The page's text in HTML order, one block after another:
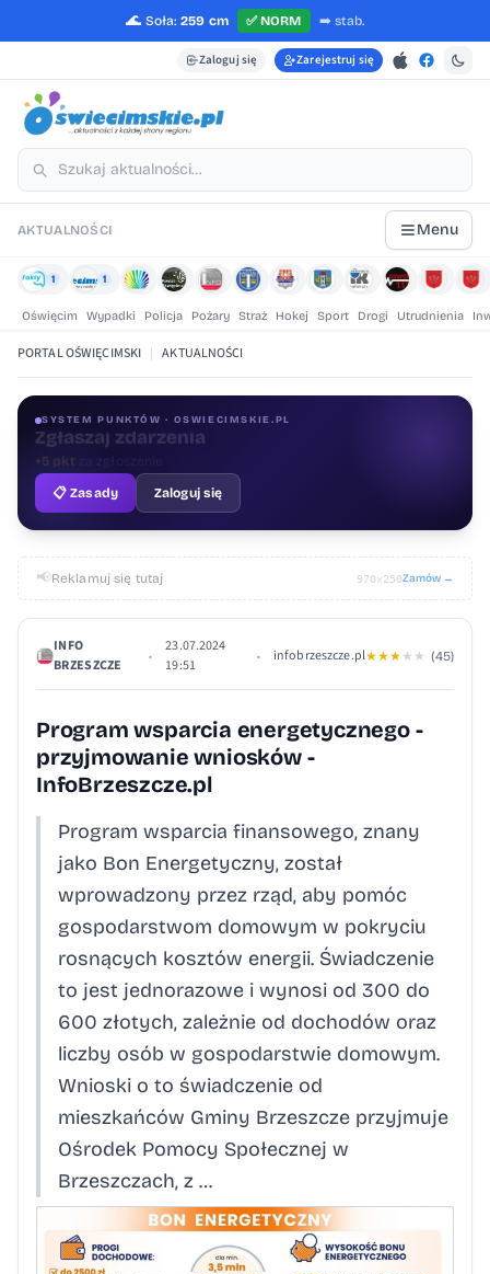
🌊 Soła: 259 cm ✅NORM ➡️ stab.
Zaloguj się Zarejestruj się
AKTUALNOŚCI Menu
1 1
Oświęcim Wypadki Policja Pożary Straż Hokej Sport Drogi Utrudnienia
PORTAL OŚWIĘCIMSKI | AKTUALNOŚCI
SYSTEM PUNKTÓW · OSWIECIMSKIE.PL
Oceniaj treści
+1 pktza ocenę
📋 Zasady
Zaloguj się
📢Reklamuj się tutaj 970×250Zamów →
INFO
BRZESZCZE
•
23.07.2024
19:51
• infobrzeszcze.pl★★★ ★ ★ (45)
Program wsparcia energetycznego -
przyjmowanie wniosków -
InfoBrzeszcze.pl
Program wsparcia finansowego, znany
jako Bon Energetyczny, został
wprowadzony przez rząd, aby pomóc
gospodarstwom domowym w pokryciu
rosnących kosztów energii. Świadczenie
to jest jednorazowe i wynosi od 300 do
600 złotych, zależnie od dochodów oraz
liczby osób w gospodarstwie domowym.
Wnioski o to świadczenie od
mieszkańców Gminy Brzeszcze przyjmuje
Ośrodek Pomocy Społecznej w
Brzeszczach, z …